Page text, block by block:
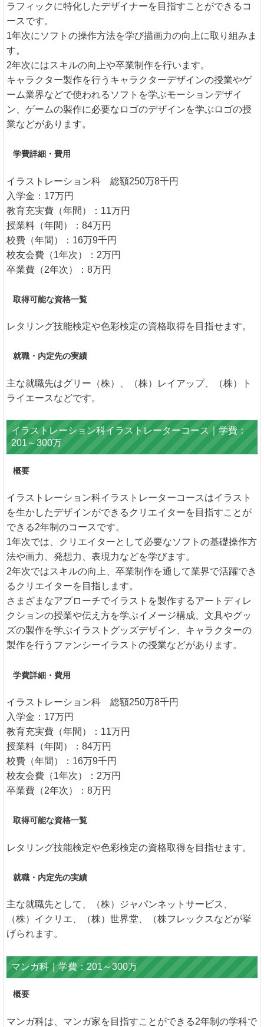
ラフィックに特化したデザイナーを目指すことができるコ
ースです。
1年次にソフトの操作方法を学び描画力の向上に取り組みま
す。
2年次にはスキルの向上や卒業制作を行います。
キャラクター製作を行うキャラクターデザインの授業やゲ
ーム業界などで使われるソフトを学ぶモーションデザイ
ン、ゲームの製作に必要なロゴのデザインを学ぶロゴの授
業などがあります。
学費詳細・費用
イラストレーション科 総額250万8千円
入学金：17万円
教育充実費（年間）：11万円
授業料（年間）：84万円
校費（年間）：16万9千円
校友会費（1年次）：2万円
卒業費（2年次）：8万円
取得可能な資格一覧
レタリング技能検定や色彩検定の資格取得を目指せます。
就職・内定先の実績
主な就職先はグリー（株）、（株）レイアップ、（株）ト
ライエースなどです。
イラストレーション科イラストレーターコース｜学費：
201～300万
概要
イラストレーション科イラストレーターコースはイラスト
を生かしたデザインができるクリエイターを目指すことが
できる2年制のコースです。
1年次では、クリエイターとして必要なソフトの基礎操作方
法や画力、発想力、表現力などを学びます。
2年次ではスキルの向上、卒業制作を通して業界で活躍でき
るクリエイターを目指します。
さまざまなアプローチでイラストを製作するアートディレ
クションの授業や伝え方を学ぶイメージ構成、文具やグッ
ズの製作を学ぶイラストグッズデザイン、キャラクターの
製作を行うファンシーイラストの授業などがあります。
学費詳細・費用
イラストレーション科 総額250万8千円
入学金：17万円
教育充実費（年間）：11万円
授業料（年間）：84万円
校費（年間）：16万9千円
校友会費（1年次）：2万円
卒業費（2年次）：8万円
取得可能な資格一覧
レタリング技能検定や色彩検定の資格取得を目指せます。
就職・内定先の実績
主な就職先として、（株）ジャパンネットサービス、
（株）イクリエ、（株）世界堂、（株フレックスなどが挙
げられます。
マンガ科｜学費：201～300万
概要
マンガ科は、マンガ家を目指すことができる2年制の学科で